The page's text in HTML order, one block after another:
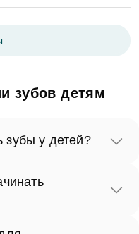
зубов детям
зубы у детей?
кариесу из-за
Фтор помогает
с раннего возраста,